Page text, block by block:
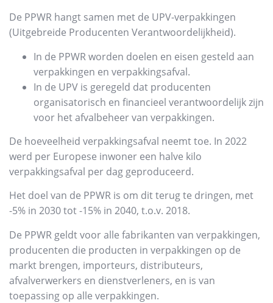
De PPWR hangt samen met de UPV-verpakkingen
(Uitgebreide Producenten Verantwoordelijkheid).
In de PPWR worden doelen en eisen gesteld aan
verpakkingen en verpakkingsafval.
In de UPV is geregeld dat producenten
organisatorisch en financieel verantwoordelijk zijn
voor het afvalbeheer van verpakkingen.
De hoeveelheid verpakkingsafval neemt toe. In 2022
werd per Europese inwoner een halve kilo
verpakkingsafval per dag geproduceerd.
Het doel van de PPWR is om dit terug te dringen, met
-5% in 2030 tot -15% in 2040, t.o.v. 2018.
De PPWR geldt voor alle fabrikanten van verpakkingen,
producenten die producten in verpakkingen op de
markt brengen, importeurs, distributeurs,
afvalverwerkers en dienstverleners, en is van
toepassing op alle verpakkingen.